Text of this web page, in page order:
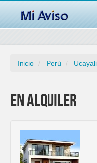
Inicio Perú Ucayali
En Alquiler